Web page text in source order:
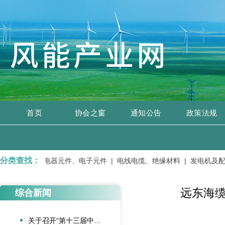
首页 协会之窗 通知公告 政策法规
分类查找：
大风机 | 电器元件、电子元件 | 电线电缆、绝缘材料 | 发电机及配
综合新闻 远东海